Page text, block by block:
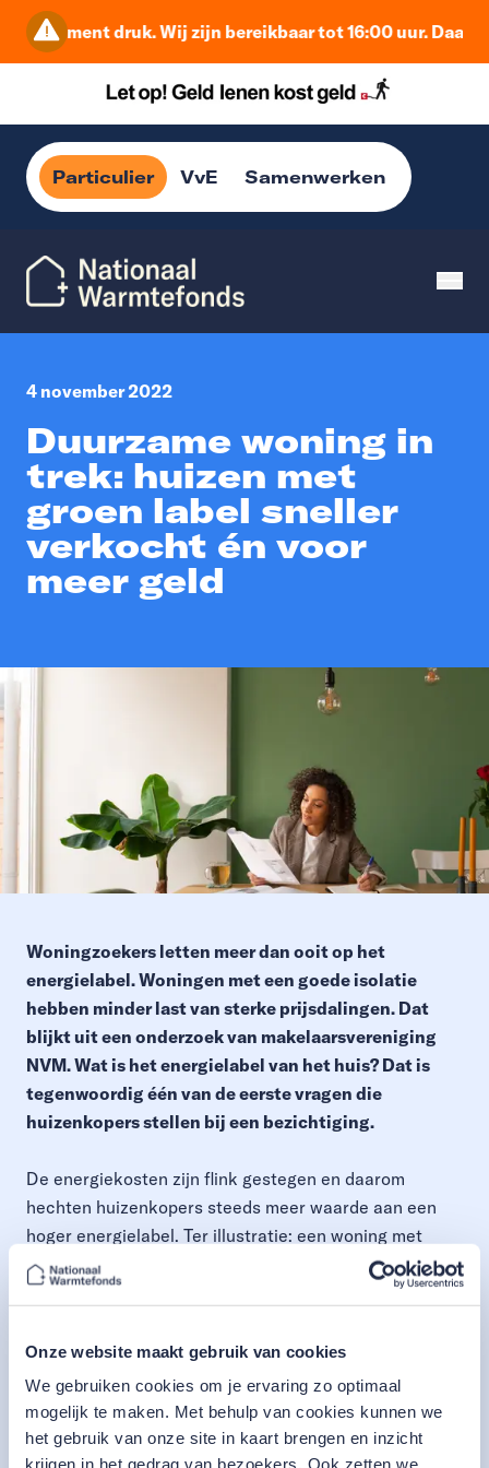
Onze website maakt gebruik van cookies
We gebruiken cookies om je ervaring zo optimaal
mogelijk te maken. Met behulp van cookies kunnen we
het gebruik van onze site in kaart brengen en inzicht
krijgen in het gedrag van bezoekers. Ook zetten we
moment druk. Wij zijn bereikbaar tot 16:00 uur. Daarna
Particulier VvE Samenwerken
4 november 2022
Duurzame woning in
trek: huizen met
groen label sneller
verkocht én voor
meer geld
Woningzoekers letten meer dan ooit op het
energielabel. Woningen met een goede isolatie
hebben minder last van sterke prijsdalingen. Dat
blijkt uit een onderzoek van makelaarsvereniging
NVM. Wat is het energielabel van het huis? Dat is
tegenwoordig één van de eerste vragen die
huizenkopers stellen bij een bezichtiging.
De energiekosten zijn flink gestegen en daarom
hechten huizenkopers steeds meer waarde aan een
hoger energielabel. Ter illustratie: een woning met
label C brengt op dit moment gemiddeld 11,6% meer op
dan dezelfde woning met label G. In 2021 was dit
hoger energielabel is niet alleen hoger. Ook blijkt dat
woningen met een laag energielabel langer te koop
staan.
Verhogen energielabel loont